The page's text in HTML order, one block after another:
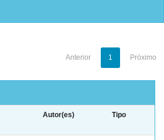
Anterior 1 Próximo
Autor(es) Tipo